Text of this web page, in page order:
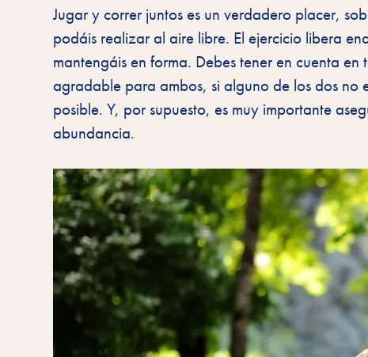
Jugar y correr juntos es un verdadero placer,
podáis realizar al aire libre. El ejercicio libera
mantengáis en forma. Debes tener en cuenta
agradable para ambos, si alguno de los dos no
posible. Y, por supuesto, es muy importante
abundancia.